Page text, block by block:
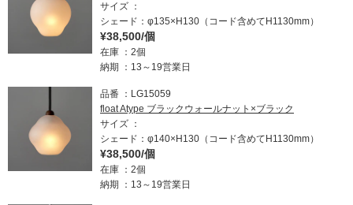
サイズ
シェード：φ135×H130（コード含めてH1130mm）
¥38,500/個
在庫
2個
納期
13～19営業日
品番
LG15059
float Atype ブラックウォールナット×ブラック
サイズ
シェード：φ140×H130（コード含めてH1130mm）
¥38,500/個
在庫
2個
納期
13～19営業日